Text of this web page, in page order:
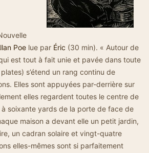
Poe lue par Éric (30 min). « Autour de
est tout à fait unie et pavée dans toute
s’étend un rang continu de
Elles sont appuyées par-derrière sur
elles regardent toutes le centre de
soixante yards de la porte de face de
maison a devant elle un petit jardin,
un cadran solaire et vingt-quatre
elles-mêmes sont si parfaitement